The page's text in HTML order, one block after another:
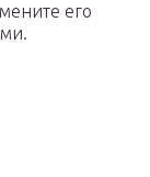
его